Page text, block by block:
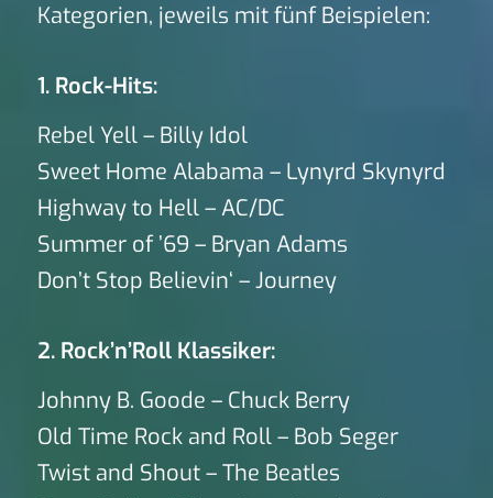
Kategorien, jeweils mit fünf Beispielen:
1. Rock-Hits:
Rebel Yell – Billy Idol
Sweet Home Alabama – Lynyrd Skynyrd
Highway to Hell – AC/DC
Summer of ’69 – Bryan Adams
Don’t Stop Believin‘ – Journey
2. Rock’n’Roll Klassiker:
Johnny B. Goode – Chuck Berry
Old Time Rock and Roll – Bob Seger
Twist and Shout – The Beatles